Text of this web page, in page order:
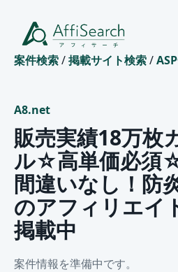
案件検索/掲載サイト検索/
A8.net
販売実績18万枚
ル☆高単価必須
間違いなし！防
のアフィリエイ
掲載中
案件情報を準備中です。